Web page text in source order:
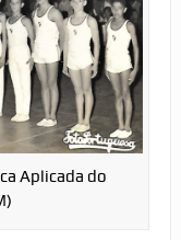
Aplicada do